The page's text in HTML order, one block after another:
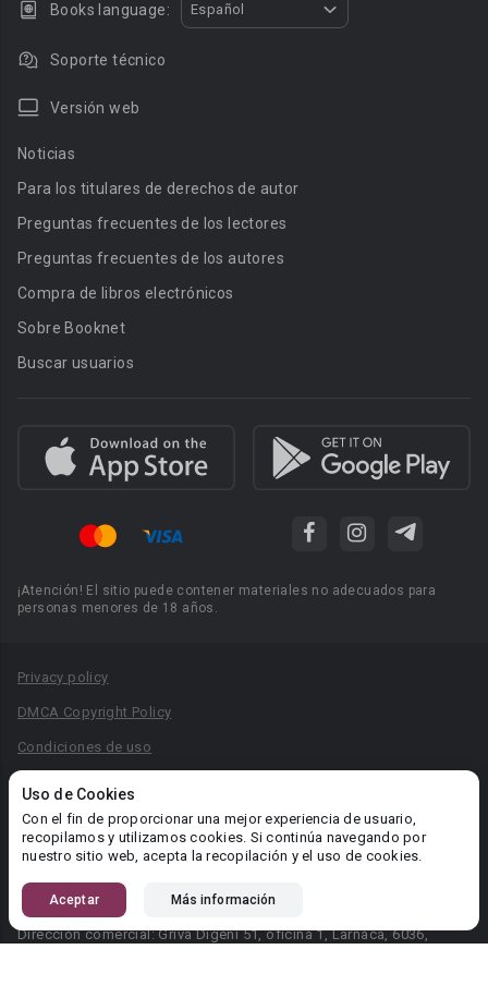
Uso de Cookies
Con el fin de proporcionar una mejor experiencia de usuario,
recopilamos y utilizamos cookies. Si continúa navegando por
nuestro sitio web, acepta la recopilación y el uso de cookies.
Aceptar Más información
Books language: Español
Soporte técnico
Versión web
Noticias
Para los titulares de derechos de autor
Preguntas frecuentes de los lectores
Preguntas frecuentes de los autores
Compra de libros electrónicos
Sobre Booknet
Buscar usuarios
¡Atención! El sitio puede contener materiales no adecuados para
personas menores de 18 años.
Privacy policy
DMCA Copyright Policy
Condiciones de uso
Reglas para la publicación de libros
Área RR.PP.: pr@booknet.com
© 2026 Booknet. Todos los derechos reservados.
Dirección comercial: Griva Digeni 51, oficina 1, Larnaca, 6036,